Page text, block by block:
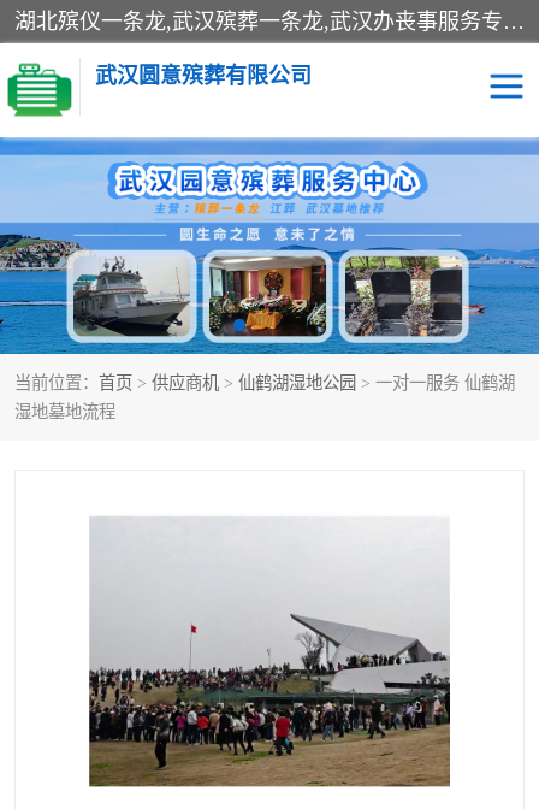
湖北殡仪一条龙,武汉殡葬一条龙,武汉办丧事服务专理红白佛事、病人临终关怀、医院或家中老人去世穿寿衣、灵车遗体接运、殡仪馆告别厅预约、办理火葬场手续、民俗丧事策划、遗体告别仪式、民俗礼仪服务、殡葬礼仪策划、陵园墓位导购、寺庙塔位择吉、往生功德策划、民俗功德策划、异地殡葬礼仪服务、异地骨灰接送返乡
武汉圆意殡葬有限公司
当前位置： 首页 > 供应商机 > 仙鹤湖湿地公园 > 一对一服务 仙鹤湖
湿地墓地流程
殡葬一条龙服务 江葬一条龙服务
武汉锦辉天堂文化园 仙鹤湖湿地公园
长乐园陵园 万福净土陵园
武汉市阳逻九龙宫陵园 石门峰人文纪念园